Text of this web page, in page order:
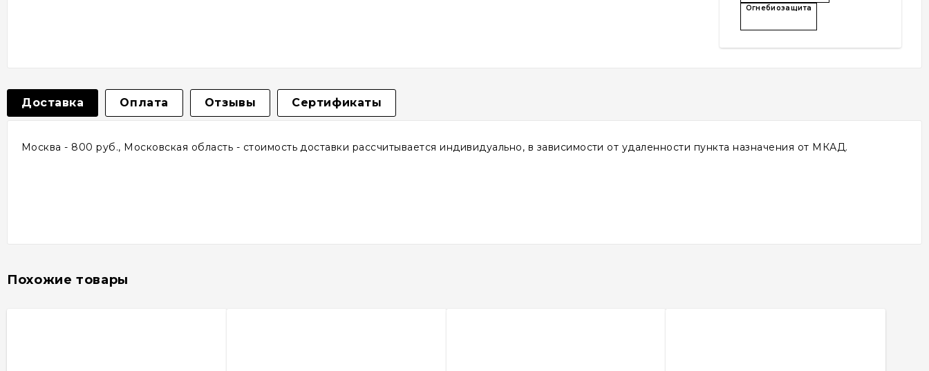
Огнебиозащита
Доставка Оплата Отзывы Сертификаты
Москва - 800 руб., Московская область - стоимость доставки рассчитывается индивидуально, в зависимости от удаленности пункта назначения от МКАД.
Похожие товары